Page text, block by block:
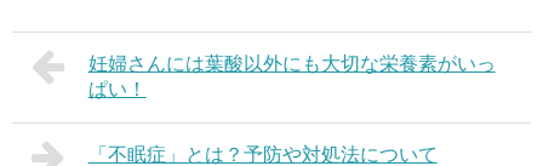
妊婦さんには葉酸以外にも大切な栄養素がいっ
ぱい！
「不眠症」とは？予防や対処法について